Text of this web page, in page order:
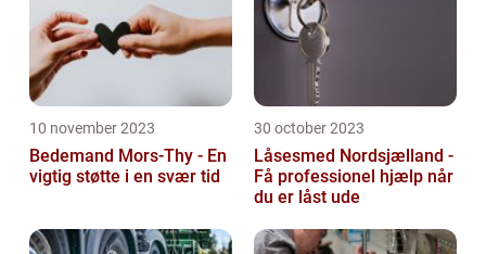
10 november 2023
Bedemand Mors-Thy - En
vigtig støtte i en svær tid
30 october 2023
Låsesmed Nordsjælland -
Få professionel hjælp når
du er låst ude